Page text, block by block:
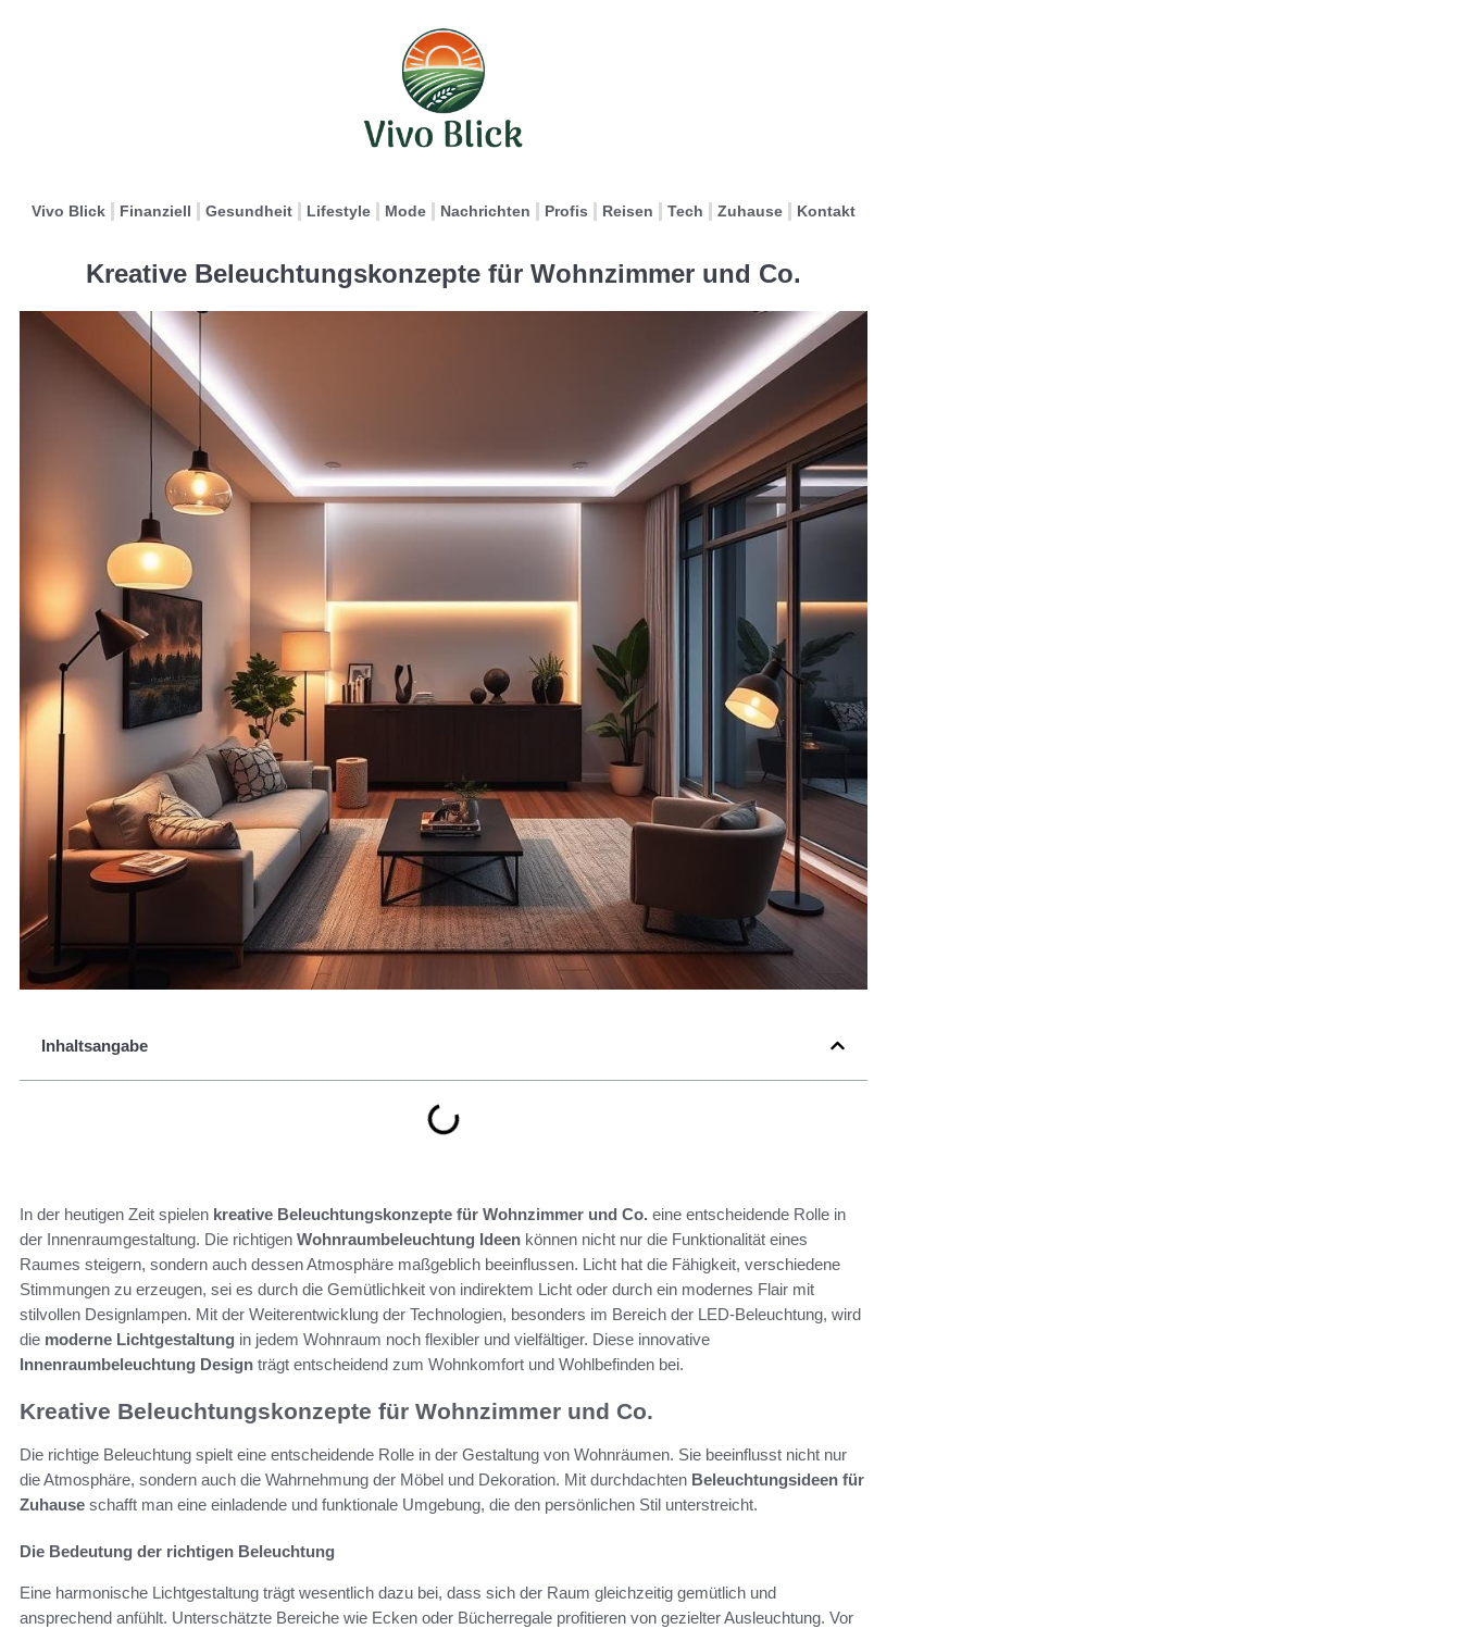
Vivo Blick Finanziell Gesundheit Lifestyle Mode Nachrichten Profis Reisen Tech Zuhause Kontakt
Kreative Beleuchtungskonzepte für Wohnzimmer und Co.
Inhaltsangabe
In der heutigen Zeit spielen kreative Beleuchtungskonzepte für Wohnzimmer und Co. eine entscheidende Rolle in
der Innenraumgestaltung. Die richtigen Wohnraumbeleuchtung Ideen können nicht nur die Funktionalität eines
Raumes steigern, sondern auch dessen Atmosphäre maßgeblich beeinflussen. Licht hat die Fähigkeit, verschiedene
Stimmungen zu erzeugen, sei es durch die Gemütlichkeit von indirektem Licht oder durch ein modernes Flair mit
stilvollen Designlampen. Mit der Weiterentwicklung der Technologien, besonders im Bereich der LED-Beleuchtung, wird
die moderne Lichtgestaltung in jedem Wohnraum noch flexibler und vielfältiger. Diese innovative
Innenraumbeleuchtung Design trägt entscheidend zum Wohnkomfort und Wohlbefinden bei.
Kreative Beleuchtungskonzepte für Wohnzimmer und Co.
Die richtige Beleuchtung spielt eine entscheidende Rolle in der Gestaltung von Wohnräumen. Sie beeinflusst nicht nur
die Atmosphäre, sondern auch die Wahrnehmung der Möbel und Dekoration. Mit durchdachten Beleuchtungsideen für
Zuhause schafft man eine einladende und funktionale Umgebung, die den persönlichen Stil unterstreicht.
Die Bedeutung der richtigen Beleuchtung
Eine harmonische Lichtgestaltung trägt wesentlich dazu bei, dass sich der Raum gleichzeitig gemütlich und
ansprechend anfühlt. Unterschätzte Bereiche wie Ecken oder Bücherregale profitieren von gezielter Ausleuchtung. Vor